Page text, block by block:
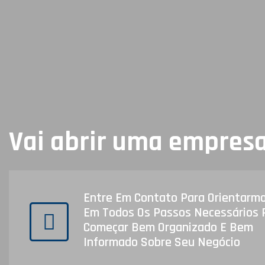
Vai abrir uma
Entre Em Contato Para
Em Todos Os Passos Necessários
Começar Bem Organizado E Bem
Informado Sobre Seu Negócio